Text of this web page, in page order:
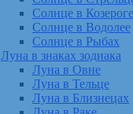
Солнце в Козероге
Солнце в Водолее
Солнце в Рыбах
Луна в знаках зодиака
Луна в Овне
Луна в Тельце
Луна в Близнецах